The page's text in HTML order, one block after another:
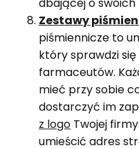
Zestawy
piśmiennicze to
który sprawdzi
farmaceutów.
mieć przy sobie
dostarczyć im
z logo Twojej
umieścić adres